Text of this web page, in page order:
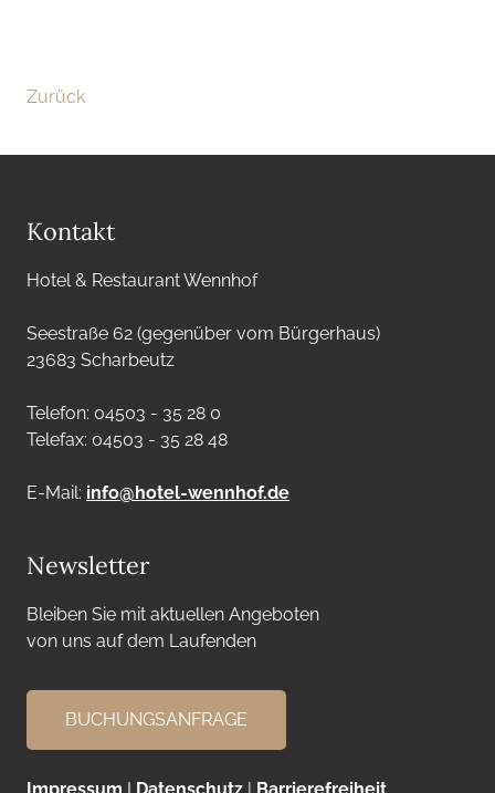
Zurück
Kontakt
Hotel & Restaurant Wennhof
Seestraße 62 (gegenüber vom Bürgerhaus)
23683 Scharbeutz
Telefon: 04503 - 35 28 0
Telefax: 04503 - 35 28 48
E-Mail: info@hotel-wennhof.de
Newsletter
Bleiben Sie mit aktuellen Angeboten
von uns auf dem Laufenden
BUCHUNGSANFRAGE